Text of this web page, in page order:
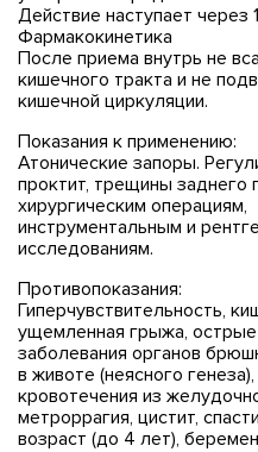
Действие наступает через
Фармакокинетика
После приема внутрь не
кишечного тракта и не
кишечной циркуляции.
Показания к применению:
Атонические запоры.
проктит, трещины заднего
хирургическим операциям,
инструментальным и
исследованиям.
Противопоказания:
Гиперчувствительность,
ущемленная грыжа,
заболевания органов
в животе (неясного
кровотечения из
метроррагия, цистит,
возраст (до 4 лет),